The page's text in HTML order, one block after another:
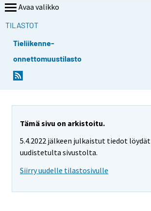
Avaa valikko
TILASTOT
Tieliikenne-
onnettomuustilasto
Tämä sivu on arkistoitu.
5.4.2022 jälkeen julkaistut tiedot löydät
uudistetulta sivustolta.
Siirry uudelle tilastosivulle